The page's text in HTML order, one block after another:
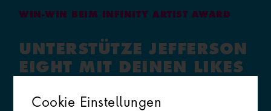
WIN-WIN BEIM INFINITY ARTIST AWARD
UNTERSTÜTZE JEFFERSON
EIGHT MIT DEINEN LIKES
ROCKSTAR HOCH!
Cookie Einstellungen